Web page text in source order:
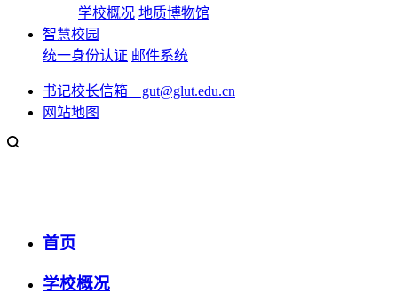
学校概况 地质博物馆
智慧校园
统一身份认证 邮件系统
书记校长信箱 gut@glut.edu.cn
网站地图
首页
学校概况